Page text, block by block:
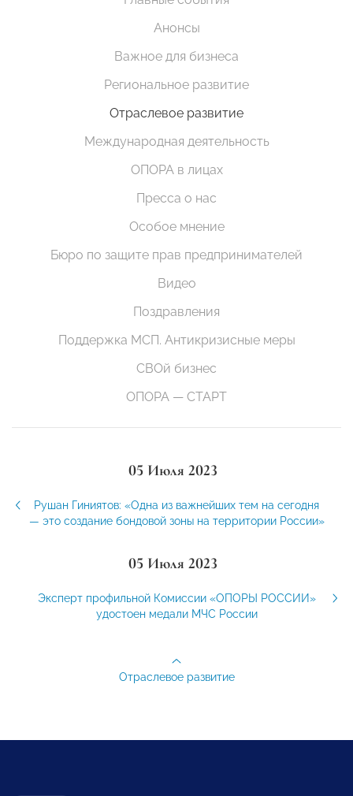
Анонсы
Важное для бизнеса
Региональное развитие
Отраслевое развитие
Международная деятельность
ОПОРА в лицах
Пресса о нас
Особое мнение
Бюро по защите прав предпринимателей
Видео
Поздравления
Поддержка МСП. Антикризисные меры
СВОй бизнес
ОПОРА — СТАРТ
05 Июля 2023
Рушан Гиниятов: «Одна из важнейших тем на сегодня
— это создание бондовой зоны на территории России»
05 Июля 2023
Эксперт профильной Комиссии «ОПОРЫ РОССИИ»
удостоен медали МЧС России
Отраслевое развитие